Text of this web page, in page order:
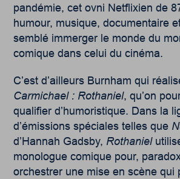
pandémie, cet ovni Netflixien de
humour, musique, documentaire
semblé immerger le monde du
comique dans celui du cinéma.
C’est d’ailleurs Burnham qui
Carmichael : Rothaniel, qu’on
qualifier d’humoristique. Dans la
d’émissions spéciales telles que
d’Hannah Gadsby, Rothaniel
monologue comique pour,
orchestrer une mise en scène qui